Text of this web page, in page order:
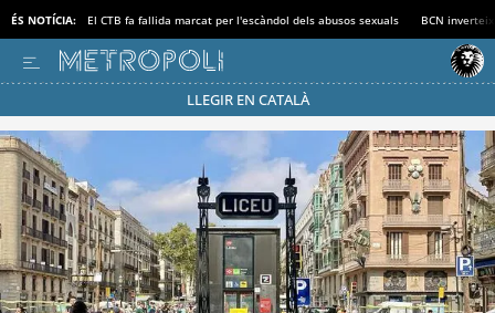
ÉS NOTÍCIA: El CTB fa fallida marcat per l'escàndol dels abusos sexuals BCN
LLEGIR EN CATALÀ
Passa’t al mode estalvi